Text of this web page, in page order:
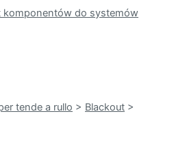
tende a rullo > Blackout >